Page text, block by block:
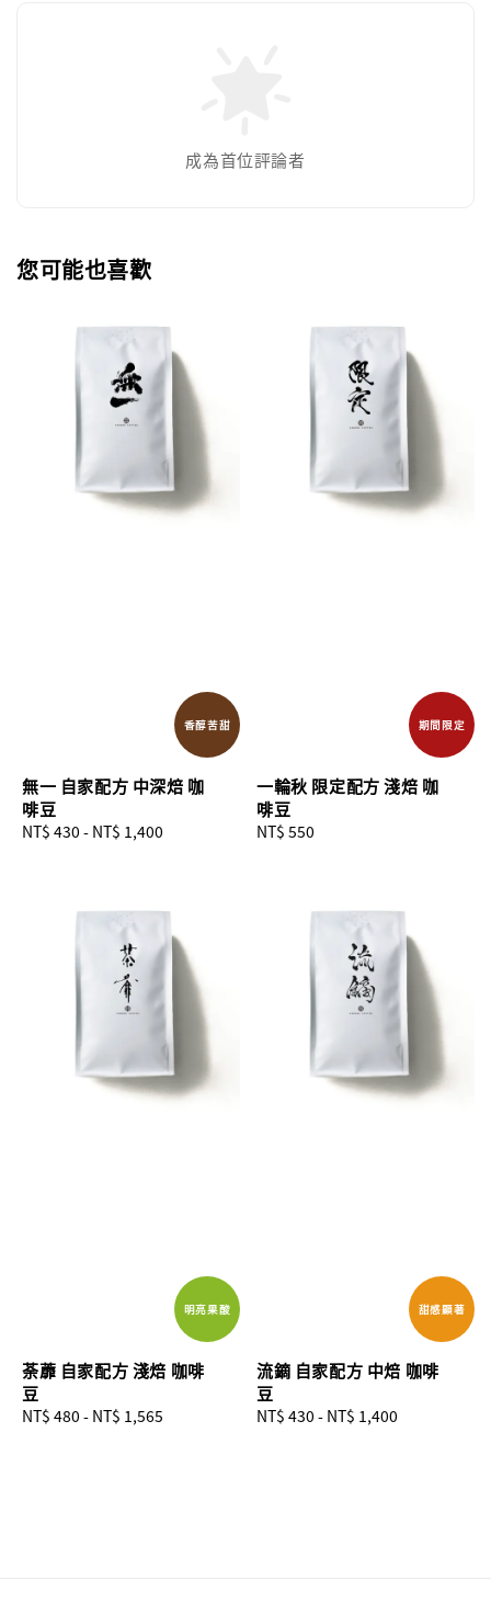
成為首位評論者
您可能也喜歡
香醇苦甜
無一 自家配方 中深焙 咖
啡豆
Regular
NT$ 430 - NT$ 1,400
期間限定
一輪秋 限定配方 淺焙 咖
啡豆
Regular
NT$ 550
明亮果酸
荼蘼 自家配方 淺焙 咖啡
豆
Regular
NT$ 480 - NT$ 1,565
甜感顯著
流鏑 自家配方 中焙 咖啡
豆
Regular
NT$ 430 - NT$ 1,400